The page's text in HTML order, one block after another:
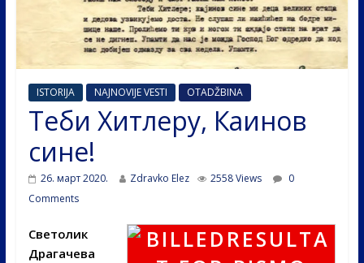
ISTORIJA NAJNOVIJE VESTI OTADŽBINA
Теби Хитлеру, Каинов
сине!
26. март 2020. Zdravko Elez 2558 Views
0
Comments
Светолик
Драгачева